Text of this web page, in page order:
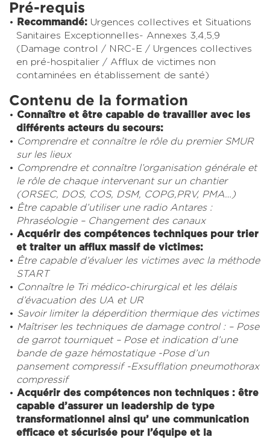
Pré-requis
Recommandé: Urgences collectives et Situations
Sanitaires Exceptionnelles- Annexes 3,4,5,9
(Damage control / NRC-E / Urgences collectives
en pré-hospitalier / Afflux de victimes non
contaminées en établissement de santé)
Contenu de la formation
Connaître et être capable de travailler avec les
différents acteurs du secours:
Comprendre et connaître le rôle du premier SMUR
sur les lieux
Comprendre et connaître l’organisation générale et
le rôle de chaque intervenant sur un chantier
(ORSEC, DOS, COS, DSM, COPG,PRV, PMA…)
Être capable d’utiliser une radio Antares :
Phraséologie – Changement des canaux
Acquérir des compétences techniques pour trier
et traiter un afflux massif de victimes:
Être capable d’évaluer les victimes avec la méthode
START
Connaître le Tri médico-chirurgical et les délais
d’évacuation des UA et UR
Savoir limiter la déperdition thermique des victimes
Maîtriser les techniques de damage control : – Pose
de garrot tourniquet – Pose et indication d’une
bande de gaze hémostatique -Pose d’un
pansement compressif -Exsufflation pneumothorax
compressif
Acquérir des compétences non techniques : être
capable d’assurer un leadership de type
transformationnel ainsi qu’ une communication
efficace et sécurisée pour l’équipe et la